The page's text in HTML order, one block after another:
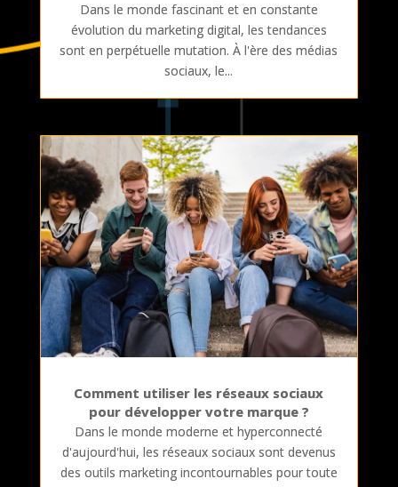
Dans le monde fascinant et en constante
évolution du marketing digital, les tendances
sont en perpétuelle mutation. À l'ère des médias
sociaux, le...
Comment utiliser les réseaux sociaux
pour développer votre marque ?
Dans le monde moderne et hyperconnecté
d'aujourd'hui, les réseaux sociaux sont devenus
des outils marketing incontournables pour toute